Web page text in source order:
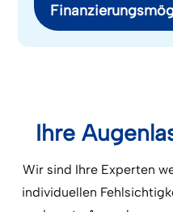
Ihre
Wir sind Ihre Experten
individuellen